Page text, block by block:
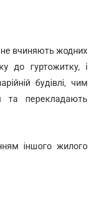
вчиняють жодних
до гуртожитку, і
будівлі, чим
та перекладають
іншого жилого